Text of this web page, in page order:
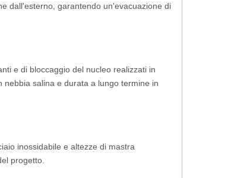
dall'esterno, garantendo un'evacuazione di
e di bloccaggio del nucleo realizzati in
salina e durata a lungo termine in
inossidabile e altezze di mastra
progetto.